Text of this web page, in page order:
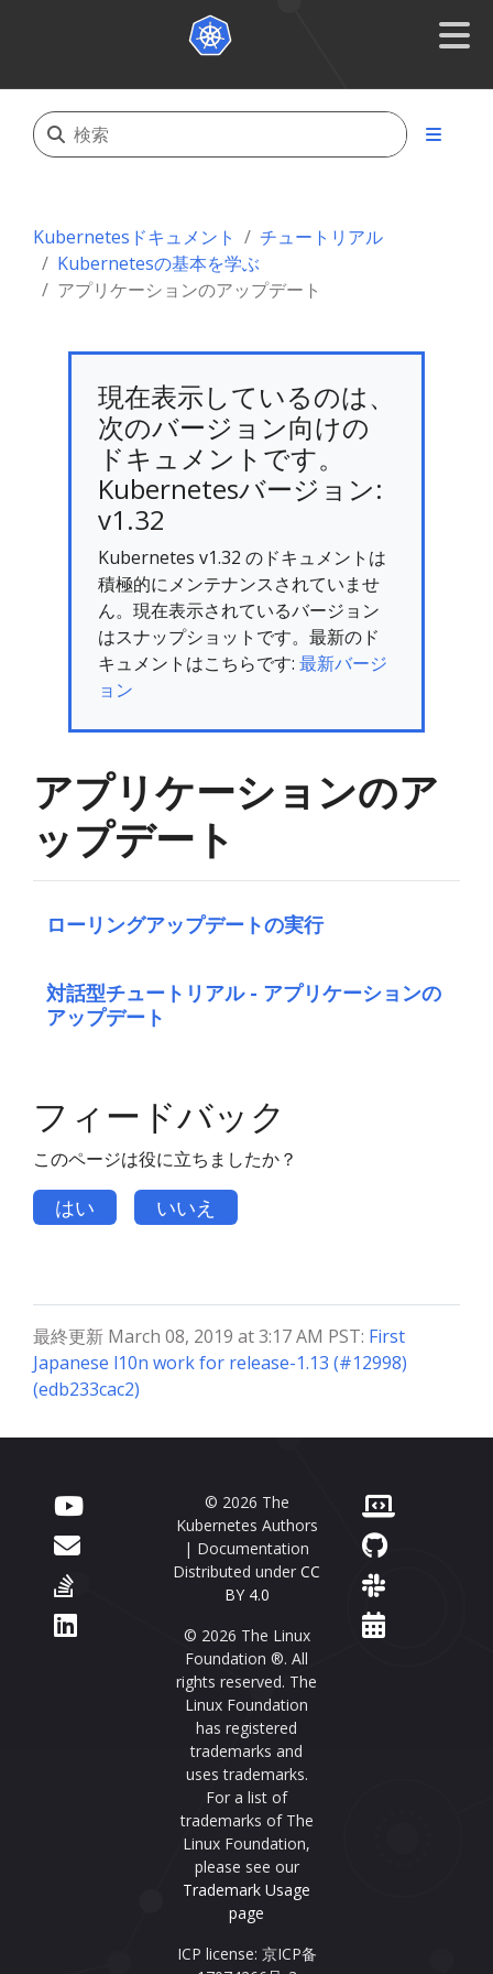
Kubernetesドキュメント
チュートリアル
Kubernetesの基本を学ぶ
アプリケーションのアップデート
現在表示しているのは、
次のバージョン向けの
ドキュメントです。
Kubernetesバージョン:
v1.32
Kubernetes v1.32 のドキュメントは
積極的にメンテナンスされていませ
ん。現在表示されているバージョン
はスナップショットです。最新のド
キュメントはこちらです: 最新バージ
ョン
アプリケーションのア
ップデート
ローリングアップデートの実行
対話型チュートリアル - アプリケーションの
アップデート
フィードバック
このページは役に立ちましたか？
はい いいえ
最終更新 March 08, 2019 at 3:17 AM PST: First
Japanese l10n work for release-1.13 (#12998)
(edb233cac2)
© 2026 The
Kubernetes Authors
| Documentation
Distributed under CC
BY 4.0
© 2026 The Linux
Foundation ®. All
rights reserved. The
Linux Foundation
has registered
trademarks and
uses trademarks.
For a list of
trademarks of The
Linux Foundation,
please see our
Trademark Usage
page
ICP license: 京ICP备